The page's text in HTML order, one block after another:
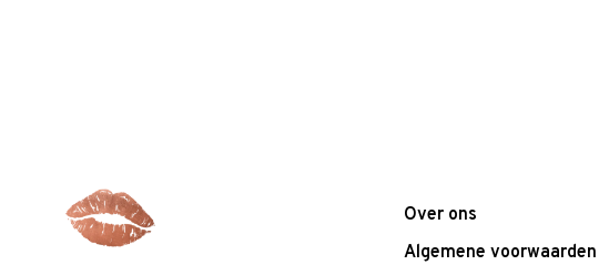
Over ons
Algemene voorwaarden